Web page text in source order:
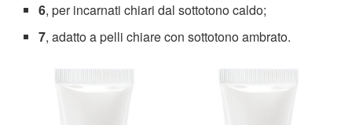
6, per incarnati chiari dal sottotono caldo;
7, adatto a pelli chiare con sottotono ambrato.